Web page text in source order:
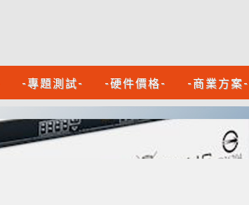
-專題測試- -硬件價格- -商業方案-